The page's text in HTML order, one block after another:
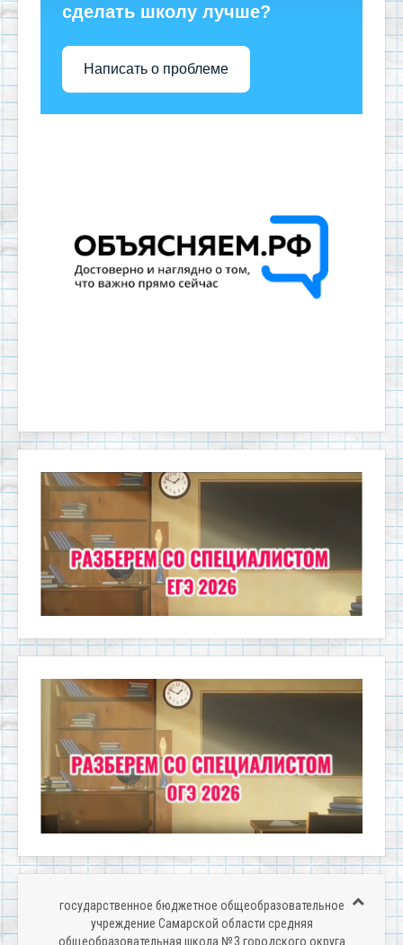
сделать школу лучше?
Написать о проблеме
государственное бюджетное общеобразовательное
учреждение Самарской области средняя
общеобразовательная школа № 3 городского округа